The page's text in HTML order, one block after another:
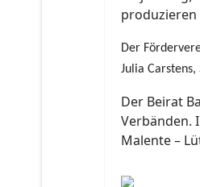
produzieren
Der
Julia
Der Beirat
Verbänden.
Malente –